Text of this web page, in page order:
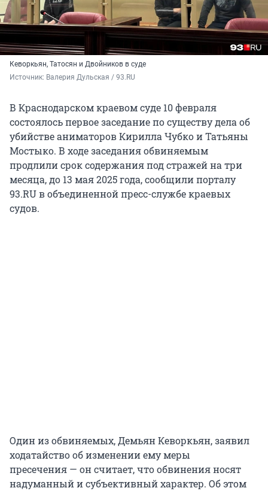
Кеворкьян, Татосян и Двойников в суде
Источник: Валерия Дульская / 93.RU
В Краснодарском краевом суде 10 февраля
состоялось первое заседание по существу дела об
убийстве аниматоров Кирилла Чубко и Татьяны
Мостыко. В ходе заседания обвиняемым
продлили срок содержания под стражей на три
месяца, до 13 мая 2025 года, сообщили порталу
93.RU в объединенной пресс-службе краевых
судов.
Один из обвиняемых, Демьян Кеворкьян, заявил
ходатайство об изменении ему меры
пресечения — он считает, что обвинения носят
надуманный и субъективный характер. Об этом